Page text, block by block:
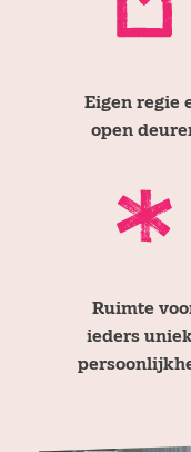
Eigen regie
open
Ruimte
ieders